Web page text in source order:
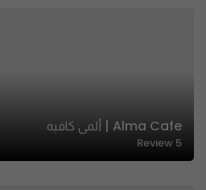
Alma Cafe | ألمى كافيه
5
Review